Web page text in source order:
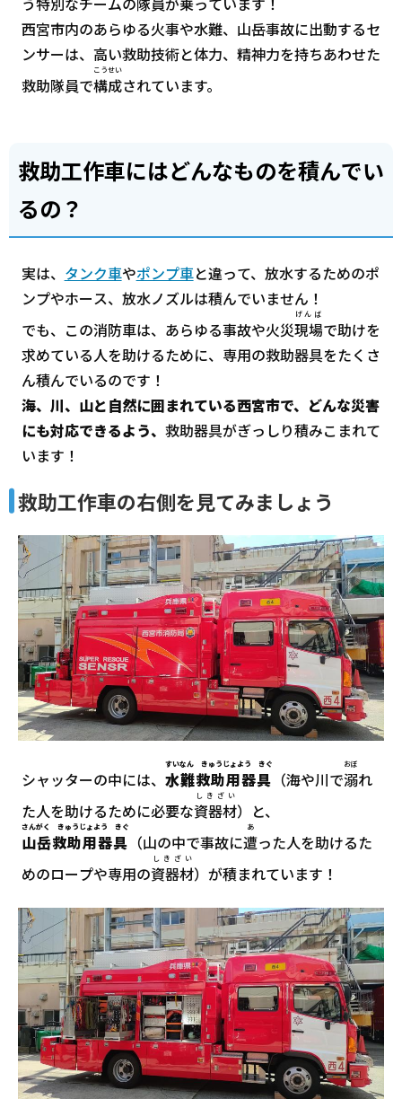
西宮市内のあらゆる火事や水難、山岳事故に出動するセ
ンサーは、高い救助技術と体力、精神力を持ちあわせた
救助隊員で構成
こうせい
されています。
救助工作車にはどんなものを積んでい
るの？
実は、 タンク車やポンプ車と違って、放水するためのポ
ンプやホース、放水ノズルは積んでいません！
でも、この消防車は、あらゆる事故や火災現場
げんば
で助けを
求めている人を助けるために、専用の救助器具をたくさ
ん積んでいるのです！
海、川、山と自然に囲まれている西宮市で、どんな災害
にも対応できるよう、 救助器具がぎっしり積みこまれて
います！
救助工作車の右側を見てみましょう
シャッターの中には、 水難救助用器具
すいなん きゅうじょよう きぐ
（海や川で溺
おぼ
れ
た人を助けるために必要な資器材
しきざい
）と、
山岳救助用器具
さんがく きゅうじょよう きぐ
（山の中で事故に遭
あ
った人を助けるた
めのロープや専用の資器材
しきざい
）が積まれています！